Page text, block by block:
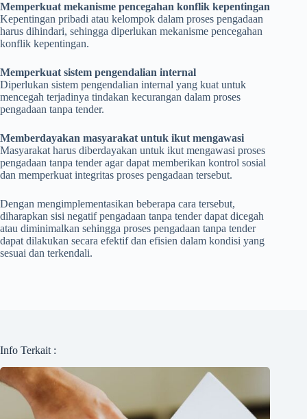
Memperkuat mekanisme pencegahan konflik kepentingan
Kepentingan pribadi atau kelompok dalam proses pengadaan
harus dihindari, sehingga diperlukan mekanisme pencegahan
konflik kepentingan.
Memperkuat sistem pengendalian internal
Diperlukan sistem pengendalian internal yang kuat untuk
mencegah terjadinya tindakan kecurangan dalam proses
pengadaan tanpa tender.
Memberdayakan masyarakat untuk ikut mengawasi
Masyarakat harus diberdayakan untuk ikut mengawasi proses
pengadaan tanpa tender agar dapat memberikan kontrol sosial
dan memperkuat integritas proses pengadaan tersebut.
Dengan mengimplementasikan beberapa cara tersebut,
diharapkan sisi negatif pengadaan tanpa tender dapat dicegah
atau diminimalkan sehingga proses pengadaan tanpa tender
dapat dilakukan secara efektif dan efisien dalam kondisi yang
sesuai dan terkendali.
Info Terkait :